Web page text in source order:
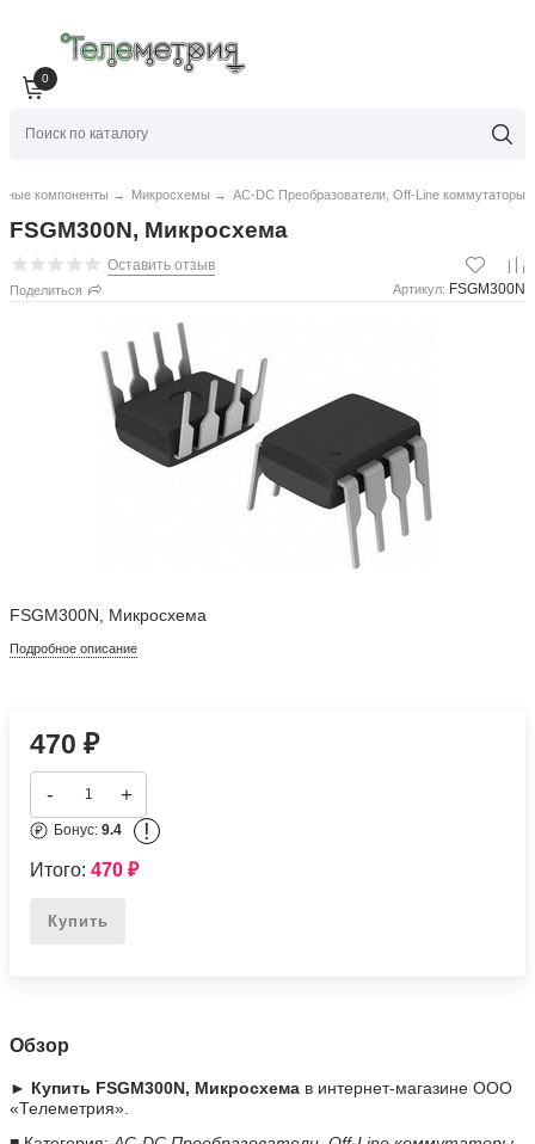
0
компоненты → Микросхемы → AC-DC Преобразователи, Off-Line коммутаторы
FSGM300N, Микросхема
Оставить отзыв
Поделиться Артикул: FSGM300N
FSGM300N, Микросхема
Подробное описание
470₽
- +
Бонус:9.4 !
Итого:470₽
Купить
Обзор
► Купить FSGM300N, Микросхема в интернет-магазине ООО
«Телеметрия».